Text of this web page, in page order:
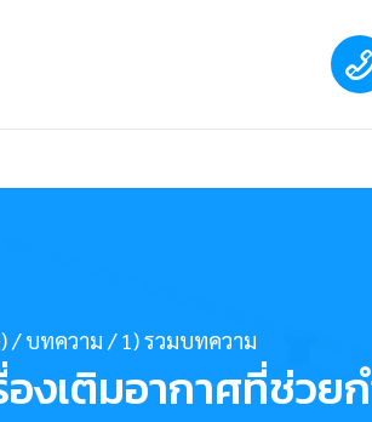
งเติมอากาศที่ช่วย
/บทความ /1) รวมบทความ